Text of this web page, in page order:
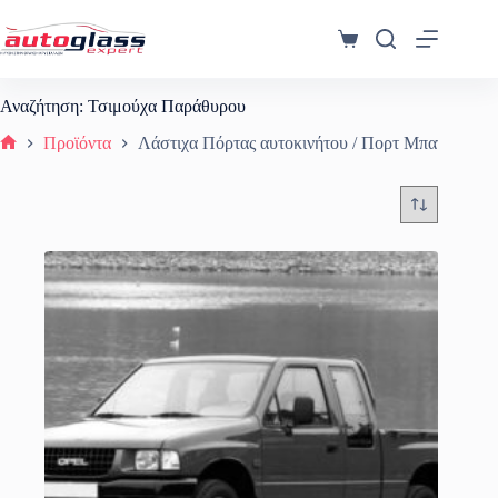
στο
περιεχόμενο
Καλάθι
Αναζήτηση: Τσιμούχα Παράθυρου
Προϊόντα Λάστιχα Πόρτας αυτοκινήτου / Πορτ Μπαγκαζ